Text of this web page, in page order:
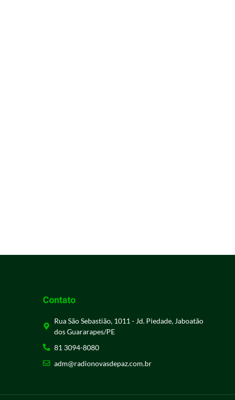
Contato
Rua São Sebastião, 1011 - Jd. Piedade, Jaboatão
dos Guararapes/PE
81 3094-8080
adm@radionovasdepaz.com.br